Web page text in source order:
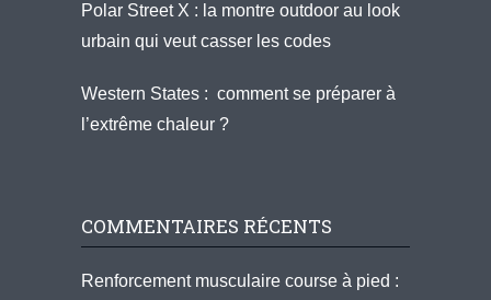
Polar Street X : la montre outdoor au look
urbain qui veut casser les codes
Western States : comment se préparer à
l’extrême chaleur ?
COMMENTAIRES RÉCENTS
Renforcement musculaire course à pied :